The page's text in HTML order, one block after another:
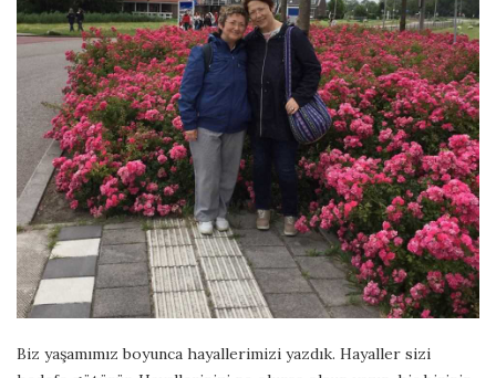
Biz yaşamımız boyunca hayallerimizi yazdık. Hayaller sizi